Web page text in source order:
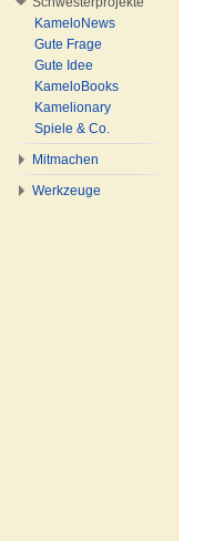
KameloNews
Gute Frage
Gute Idee
KameloBooks
Kamelionary
Spiele & Co.
Mitmachen
Werkzeuge